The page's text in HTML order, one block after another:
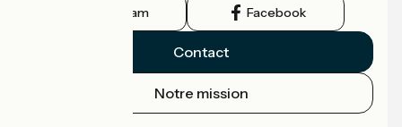
Instagram Facebook
Contact
Notre mission